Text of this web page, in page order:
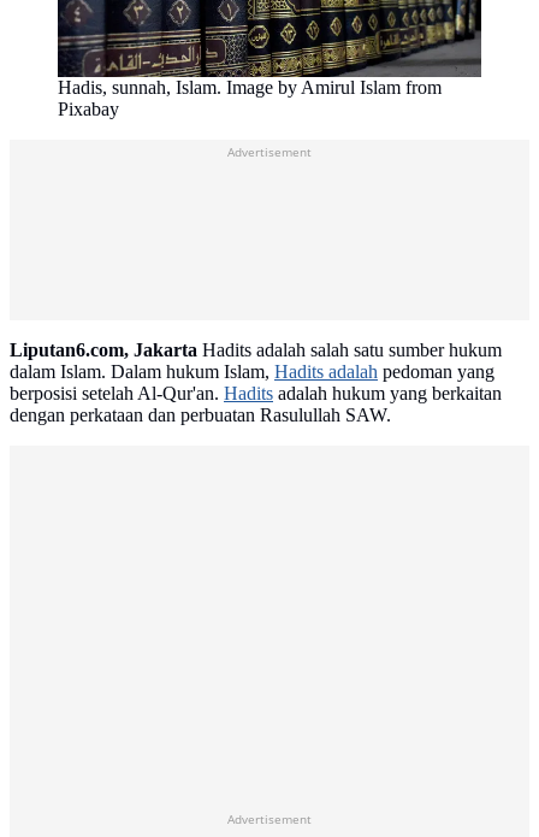
Hadis, sunnah, Islam. Image by Amirul Islam from
Pixabay
Advertisement
Liputan6.com, Jakarta Hadits adalah salah satu sumber hukum
dalam Islam. Dalam hukum Islam, Hadits adalah pedoman yang
berposisi setelah Al-Qur'an. Hadits adalah hukum yang berkaitan
dengan perkataan dan perbuatan Rasulullah SAW.
Advertisement